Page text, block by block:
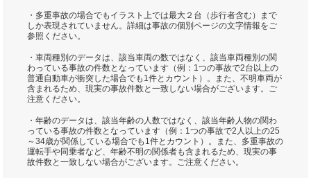
・多重事故の場合でもイラスト上では最大２台（歩行者含む）まで
しか表現されていません。詳細は事故の個別ページの文字情報をご
参照ください。
・車両種別のデータは、該当車両の数ではなく、該当車両種別の関
わっている事故の件数となっています（例：1つの事故で2台以上の
普通自動車が衝突した場合でも1件とカウント）。また、不明車両が
含まれるため、現実の事故件数と一致しない場合がございます。ご
注意ください。
・年齢のデータは、該当年齢の人数ではなく、該当年齢人物の関わ
っている事故の件数となっています（例：1つの事故で2人以上の25
～34歳が関係している場合でも1件とカウント）。また、多重事故の
運転手や同乗者など、年齢不明の関係者も含まれるため、現実の事
故件数と一致しない場合がございます。ご注意ください。